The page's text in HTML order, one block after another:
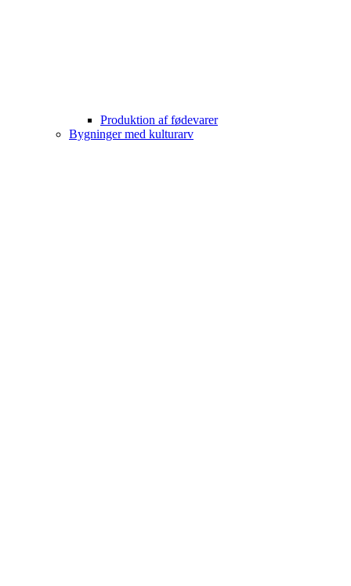
Produktion af fødevarer
Bygninger med kulturarv